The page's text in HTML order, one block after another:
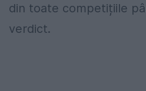
din toate competițiile
verdict.